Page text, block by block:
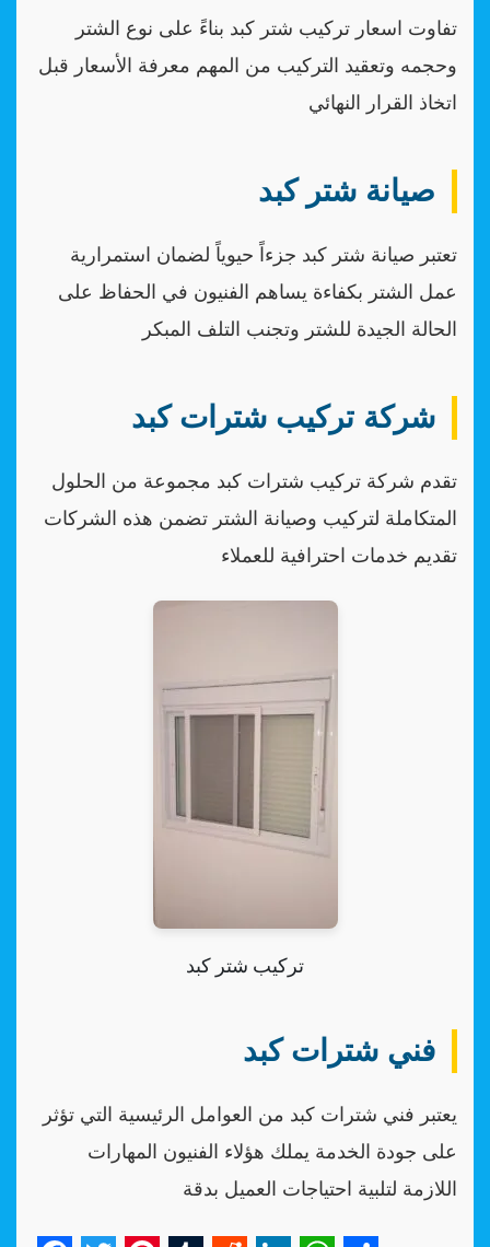
تفاوت اسعار تركيب شتر كبد بناءً على نوع الشتر
وحجمه وتعقيد التركيب من المهم معرفة الأسعار قبل
اتخاذ القرار النهائي
صيانة شتر كبد
تعتبر صيانة شتر كبد جزءاً حيوياً لضمان استمرارية
عمل الشتر بكفاءة يساهم الفنيون في الحفاظ على
الحالة الجيدة للشتر وتجنب التلف المبكر
شركة تركيب شترات كبد
تقدم شركة تركيب شترات كبد مجموعة من الحلول
المتكاملة لتركيب وصيانة الشتر تضمن هذه الشركات
تقديم خدمات احترافية للعملاء
تركيب شتر كبد
فني شترات كبد
يعتبر فني شترات كبد من العوامل الرئيسية التي تؤثر
على جودة الخدمة يملك هؤلاء الفنيون المهارات
اللازمة لتلبية احتياجات العميل بدقة